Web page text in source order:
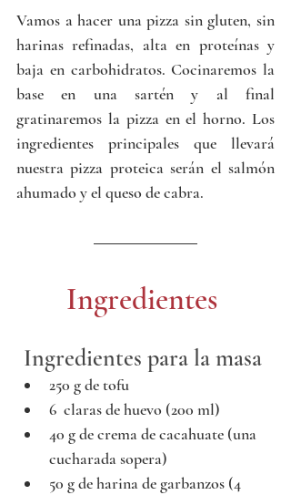
Vamos a hacer una pizza sin gluten, sin
harinas refinadas, alta en proteínas y
baja en carbohidratos. Cocinaremos la
base en una sartén y al final
gratinaremos la pizza en el horno. Los
ingredientes principales que llevará
nuestra pizza proteica serán el salmón
ahumado y el queso de cabra.
Ingredientes
Ingredientes para la masa
250 g de tofu
6  claras de huevo (200 ml)
40 g de crema de cacahuate (una
cucharada sopera)
50 g de harina de garbanzos (4